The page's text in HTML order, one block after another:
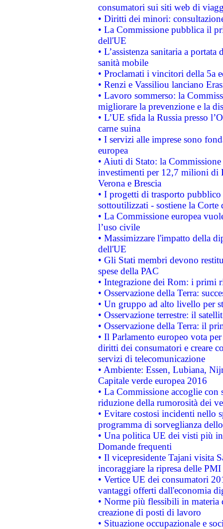
consumatori sui siti web di
• Diritti dei minori:
• La Commissione pubblica il
dell'UE
• L’assistenza sanitaria a
sanità mobile
• Proclamati i vincitori della 5a
• Renzi e Vassiliou lanciano
• Lavoro sommerso: la
migliorare la prevenzione e la
• L’UE sfida la Russia presso
carne suina
• I servizi alle imprese sono
europea
• Aiuti di Stato: la
investimenti per 12,7 milioni di
Verona e Brescia
• I progetti di trasporto
sottoutilizzati - sostiene la Corte
• La Commissione europea
l’uso civile
• Massimizzare l'impatto della
dell'UE
• Gli Stati membri devono
spese della PAC
• Integrazione dei Rom: i primi
• Osservazione della Terra:
• Un gruppo ad alto livello per
• Osservazione terrestre: il
• Osservazione della Terra: il
• Il Parlamento europeo vota
diritti dei consumatori e creare
servizi di telecomunicazione
• Ambiente: Essen, Lubiana,
Capitale verde europea 2016
• La Commissione accoglie
riduzione della rumorosità dei
• Evitare costosi incidenti nello
programma di sorveglianza
• Una politica UE dei visti più
Domande frequenti
• Il vicepresidente Tajani visita
incoraggiare la ripresa delle
• Vertice UE dei consumatori
vantaggi offerti dall'economia
• Norme più flessibili in materia
creazione di posti di lavoro
• Situazione occupazionale e